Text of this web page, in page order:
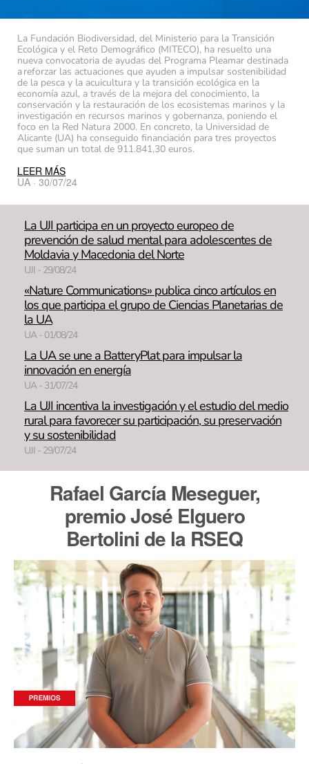
La Fundación Biodiversidad, del Ministerio para la Transición
Ecológica y el Reto Demográfico (MITECO), ha resuelto una
nueva convocatoria de ayudas del Programa Pleamar destinada
a reforzar las actuaciones que ayuden a impulsar sostenibilidad
de la pesca y la acuicultura y la transición ecológica en la
economía azul, a través de la mejora del conocimiento, la
conservación y la restauración de los ecosistemas marinos y la
investigación en recursos marinos y gobernanza, poniendo el
foco en la Red Natura 2000. En concreto, la Universidad de
Alicante (UA) ha conseguido financiación para tres proyectos
que suman un total de 911.841,30 euros.
LEER MÁS
UA · 30/07/24
La UJI participa en un proyecto europeo de
prevención de salud mental para adolescentes de
Moldavia y Macedonia del Norte
UJI - 29/08/24
«Nature Communications» publica cinco artículos en
los que participa el grupo de Ciencias Planetarias de
la UA
UA - 01/08/24
La UA se une a BatteryPlat para impulsar la
innovación en energía
UA - 31/07/24
La UJI incentiva la investigación y el estudio del medio
rural para favorecer su participación, su preservación
y su sostenibilidad
UJI - 29/07/24
Rafael García Meseguer,
premio José Elguero
Bertolini de la RSEQ